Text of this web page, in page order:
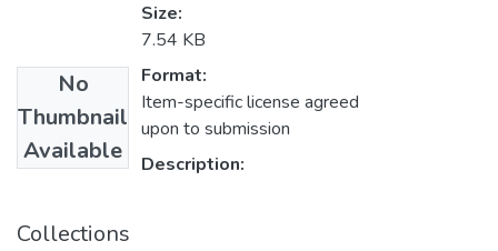
No
Thumbnail
Available
Size:
7.54 KB
Format:
Item-specific license agreed
upon to submission
Description:
Collections